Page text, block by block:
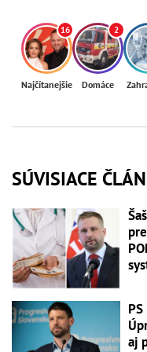
16
Najčítanejšie
2
Domáce
SÚVISIACE
aj